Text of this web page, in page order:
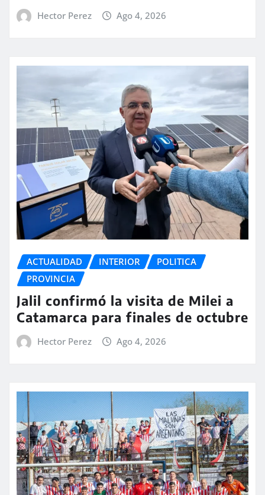
Hector Perez Ago 4, 2026
ACTUALIDAD INTERIOR
POLITICA
PROVINCIA
Jalil confirmó la visita de Milei a
Catamarca para finales de octubre
Hector Perez Ago 4, 2026